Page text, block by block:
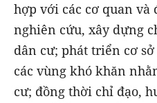
hợp với các cơ quan
nghiên cứu, xây dựng
dân cư; phát triển cơ
các vùng khó khăn
cư; đồng thời chỉ đạo,